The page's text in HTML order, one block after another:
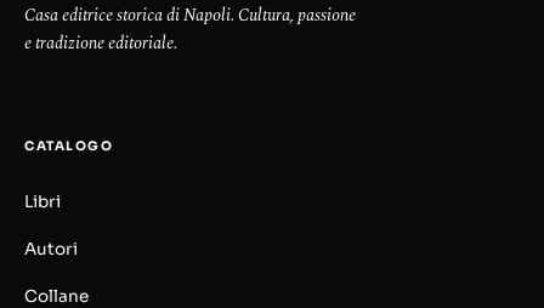
Casa editrice storica di Napoli. Cultura, passione
e tradizione editoriale.
CATALOGO
Libri
Autori
Collane